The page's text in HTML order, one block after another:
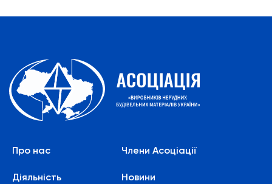
Про нас Члени Асоціації
Діяльність Новини